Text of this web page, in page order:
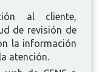
al cliente,
de revisión de
la información
atención.